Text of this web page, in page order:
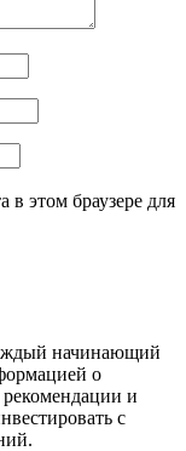
в этом браузере для
начинающий
о
и
с